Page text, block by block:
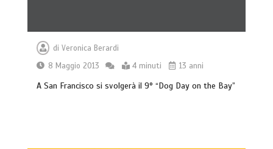
diVeronica Berardi
8 Maggio 2013
4 minuti 13 anni
A San Francisco si svolgerà il 9° “Dog Day on the Bay”